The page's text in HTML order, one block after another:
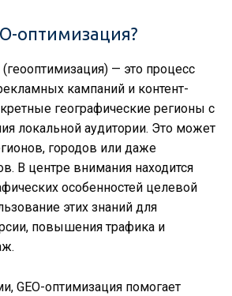
оптимизация?
— это процесс
кампаний и контент-
географические регионы с
локальной аудитории. Это может
городов или даже
В центре внимания находится
особенностей целевой
этих знаний для
повышения трафика и
GEO-оптимизация помогает